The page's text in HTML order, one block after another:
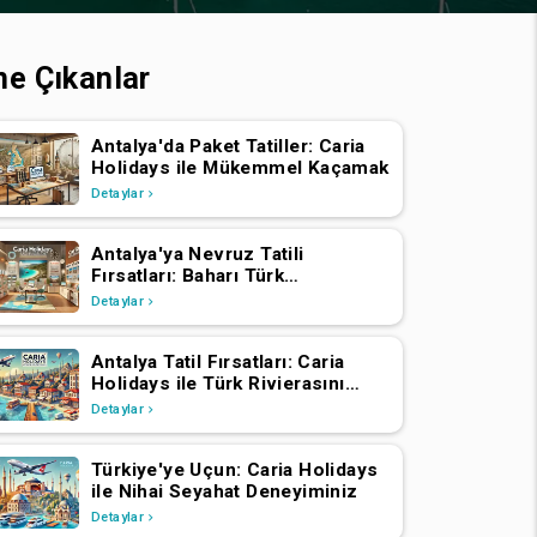
Çıkanlar
Antalya'da Paket Tatiller: Caria
Holidays ile Mükemmel Kaçamak
Detaylar
Antalya'ya Nevruz Tatili
Fırsatları: Baharı Türk
Rivierası'nda Kutlayın
Detaylar
Antalya Tatil Fırsatları: Caria
Holidays ile Türk Rivierasını
Deneyimleyin
Detaylar
Türkiye'ye Uçun: Caria Holidays
ile Nihai Seyahat Deneyiminiz
Detaylar